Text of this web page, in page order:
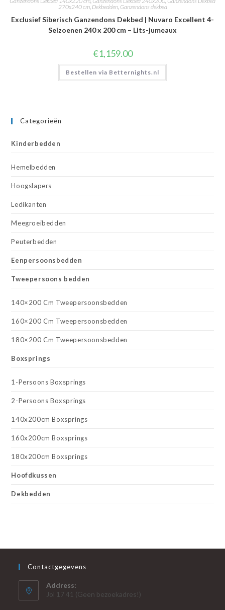
270x240 cm, Dekbedden, Ganzendons dekbed
Exclusief Siberisch Ganzendons Dekbed | Nuvaro Excellent 4-
Seizoenen 240 x 200 cm – Lits-jumeaux
€1,159.00
Bestellen via Betternights.nl
Categorieën
Kinderbedden
Hemelbedden
Hoogslapers
Ledikanten
Meegroeibedden
Peuterbedden
Eenpersoonsbedden
Tweepersoons bedden
140×200 Cm Tweepersoonsbedden
160×200 Cm Tweepersoonsbedden
180×200 Cm Tweepersoonsbedden
Boxsprings
1-Persoons Boxsprings
2-Persoons Boxsprings
140x200cm Boxsprings
160x200cm Boxsprings
180x200cm Boxsprings
Hoofdkussen
Dekbedden
Contactgegevens
Address:
Jol 17 41 (Geen bezoekadres!)